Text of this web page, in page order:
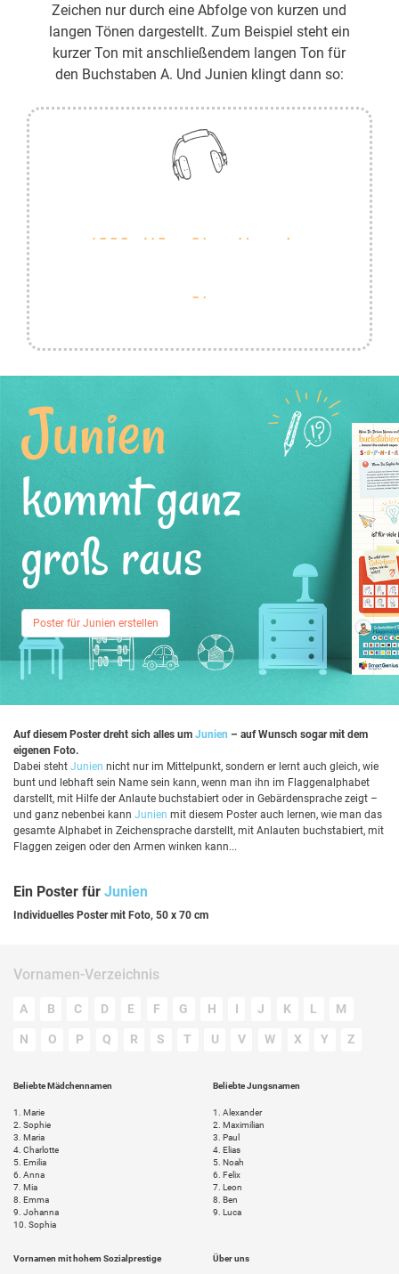
Zeichen nur durch eine Abfolge von kurzen und
langen Tönen dargestellt. Zum Beispiel steht ein
kurzer Ton mit anschließendem langen Ton für
den Buchstaben A. Und Junien klingt dann so:
Junien
kommt ganz
groß raus
Poster für Junien erstellen
Auf diesem Poster dreht sich alles um Junien – auf Wunsch sogar mit dem
eigenen Foto.
Dabei steht Junien nicht nur im Mittelpunkt, sondern er lernt auch gleich, wie
bunt und lebhaft sein Name sein kann, wenn man ihn im Flaggenalphabet
darstellt, mit Hilfe der Anlaute buchstabiert oder in Gebärdensprache zeigt –
und ganz nebenbei kann Junien mit diesem Poster auch lernen, wie man das
gesamte Alphabet in Zeichensprache darstellt, mit Anlauten buchstabiert, mit
Flaggen zeigen oder den Armen winken kann...
Ein Poster für Junien
Individuelles Poster mit Foto, 50 x 70 cm
Vornamen-Verzeichnis
A B C D E F G H I J K L M
N O P Q R S T U V W X Y Z
Beliebte Mädchennamen
1.
Marie
2. Sophie
3. Maria
4. Charlotte
5. Emilia
6. Anna
7. Mia
8. Emma
9. Johanna
10. Sophia
Beliebte Jungsnamen
1.
Alexander
2. Maximilian
3. Paul
4. Elias
5. Noah
6. Felix
7. Leon
8. Ben
9. Luca
Vornamen mit hohem Sozialprestige Über uns